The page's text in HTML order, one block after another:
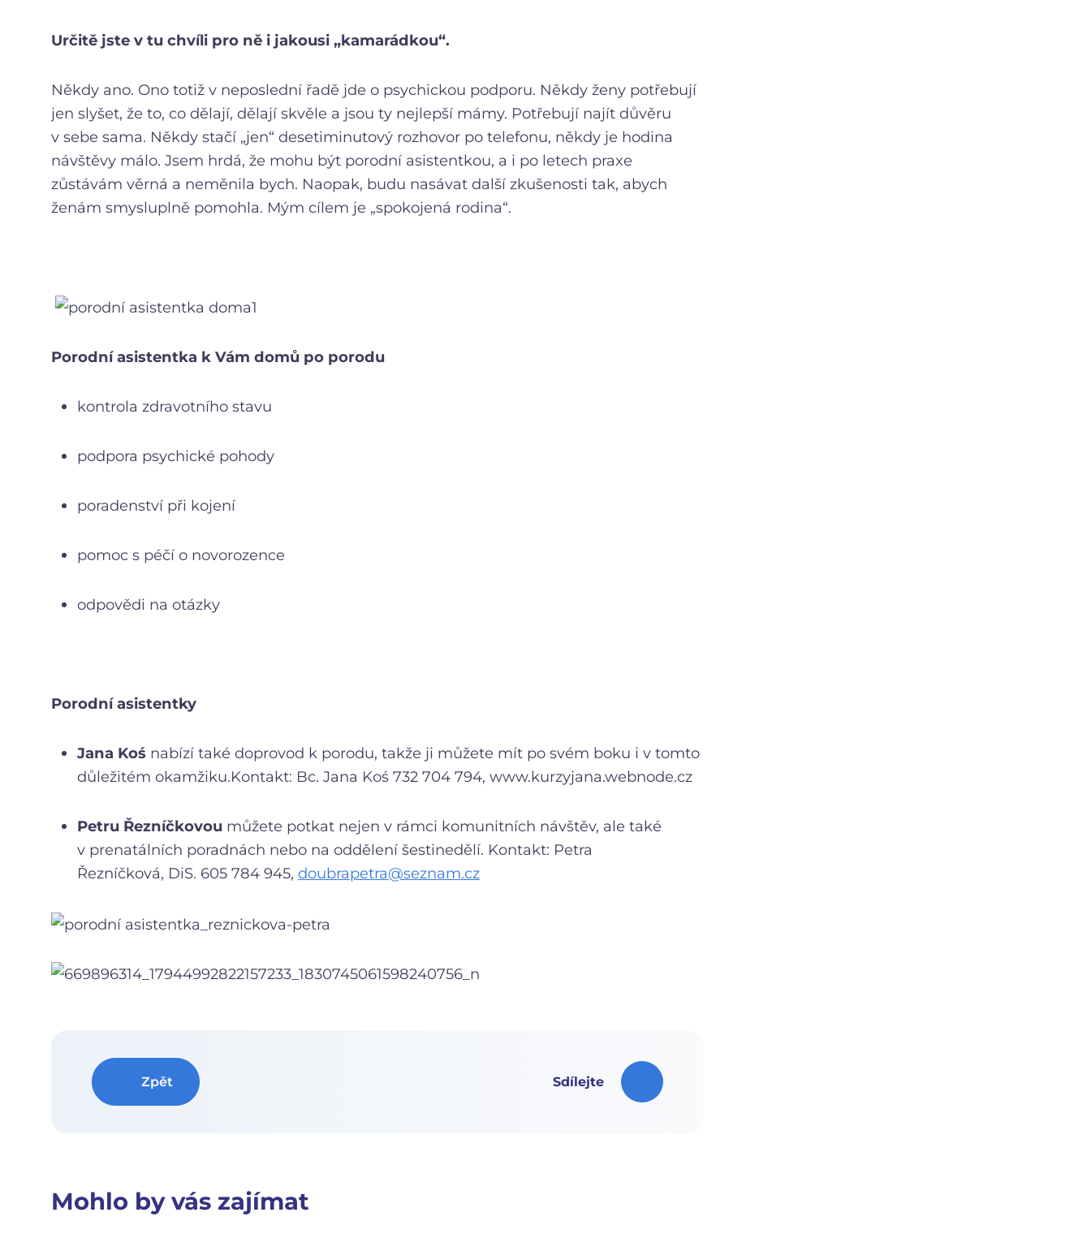
Určitě jste v tu chvíli pro ně i jakousi „kamarádkou“.
Někdy ano. Ono totiž v neposlední řadě jde o psychickou podporu. Někdy ženy potřebují
jen slyšet, že to, co dělají, dělají skvěle a jsou ty nejlepší mámy. Potřebují najít důvěru
v sebe sama. Někdy stačí „jen“ desetiminutový rozhovor po telefonu, někdy je hodina
návštěvy málo. Jsem hrdá, že mohu být porodní asistentkou, a i po letech praxe
zůstávám věrná a neměnila bych. Naopak, budu nasávat další zkušenosti tak, abych
ženám smysluplně pomohla. Mým cílem je „spokojená rodina“.
Porodní asistentka k Vám domů po porodu
kontrola zdravotního stavu
podpora psychické pohody
poradenství při kojení
pomoc s péčí o novorozence
odpovědi na otázky
Porodní asistentky
Jana Koś nabízí také doprovod k porodu, takže ji můžete mít po svém boku i v tomto
důležitém okamžiku.Kontakt: Bc. Jana Koś 732 704 794, www.kurzyjana.webnode.cz
Petru Řezníčkovou můžete potkat nejen v rámci komunitních návštěv, ale také
v prenatálních poradnách nebo na oddělení šestinedělí. Kontakt: Petra
Řezníčková, DiS. 605 784 945, doubrapetra@seznam.cz
Zpět Sdílejte
Mohlo by vás zajímat